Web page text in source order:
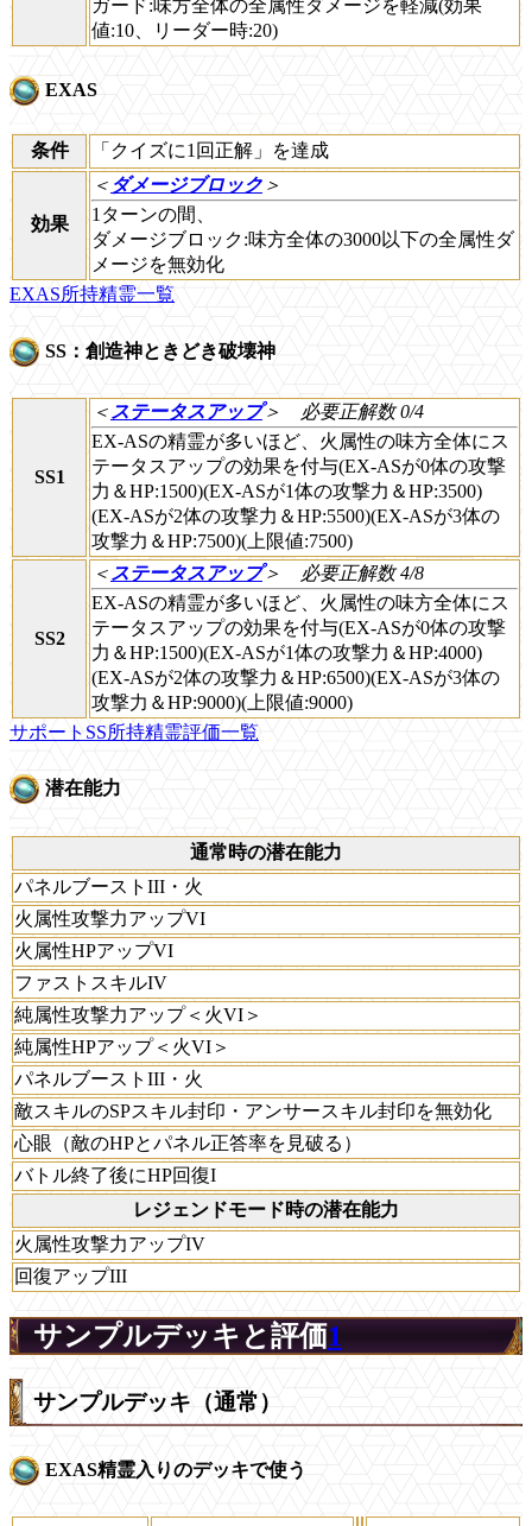
ガード:味方全体の全属性ダメージを軽減(効果
値:10、リーダー時:20)
EXAS
条件 「クイズに1回正解」を達成
効果
＜ ダメージブロック ＞
1ターンの間、
ダメージブロック:味方全体の3000以下の全属性ダ
メージを無効化
EXAS所持精霊一覧
SS：創造神ときどき破壊神
SS1
＜ ステータスアップ＞
必要正解数 0/4
EX-ASの精霊が多いほど、火属性の味方全体にス
テータスアップの効果を付与(EX-ASが0体の攻撃
力＆HP:1500)(EX-ASが1体の攻撃力＆HP:3500)
(EX-ASが2体の攻撃力＆HP:5500)(EX-ASが3体の
攻撃力＆HP:7500)(上限値:7500)
SS2
＜ ステータスアップ＞
必要正解数 4/8
EX-ASの精霊が多いほど、火属性の味方全体にス
テータスアップの効果を付与(EX-ASが0体の攻撃
力＆HP:1500)(EX-ASが1体の攻撃力＆HP:4000)
(EX-ASが2体の攻撃力＆HP:6500)(EX-ASが3体の
攻撃力＆HP:9000)(上限値:9000)
サポートSS所持精霊評価一覧
潜在能力
通常時の潜在能力
パネルブーストIII・火
火属性攻撃力アップVI
火属性HPアップVI
ファストスキルIV
純属性攻撃力アップ＜火VI＞
純属性HPアップ＜火VI＞
パネルブーストIII・火
敵スキルのSPスキル封印・アンサースキル封印を無効化
心眼（敵のHPとパネル正答率を見破る）
バトル終了後にHP回復I
レジェンドモード時の潜在能力
火属性攻撃力アップIV
回復アップIII
サンプルデッキと評価1
サンプルデッキ（通常）
EXAS精霊入りのデッキで使う